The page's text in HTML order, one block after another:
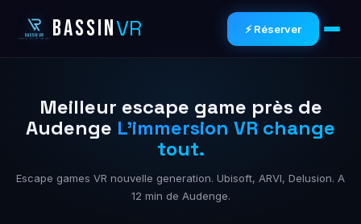
BASSINVR ⚡ Réserver
Meilleur escape game près de
Audenge L'immersion VR change
tout.
Escape games VR nouvelle generation. Ubisoft, ARVI, Delusion. A
12 min de Audenge.